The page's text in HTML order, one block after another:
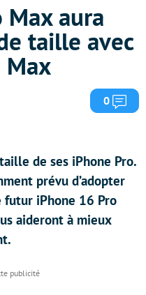
Max aura
taille avec
Max
0
de ses iPhone Pro.
prévu d’adopter
iPhone 16 Pro
aideront à mieux